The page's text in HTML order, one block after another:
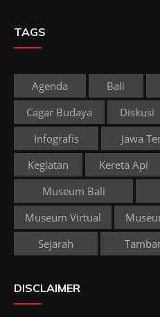
TAGS
Agenda Bali
Cagar Budaya
Diskusi
Infografis
Jawa
Kegiatan
Kereta Api
Museum Bali
Museum Virtual
Sejarah
DISCLAIMER